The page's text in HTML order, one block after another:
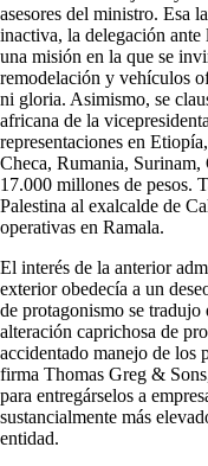
asesores del ministro. Esa
inactiva, la delegación
una misión en la que se
remodelación y vehículos
ni gloria. Asimismo, se
africana de la
representaciones en
Checa, Rumania,
17.000 millones de pesos.
Palestina al exalcalde de
operativas en Ramala.
El interés de la anterior
exterior obedecía a un
de protagonismo se tradujo
alteración caprichosa de
accidentado manejo de los
firma Thomas Greg &
para entregárselos a
sustancialmente más
entidad.